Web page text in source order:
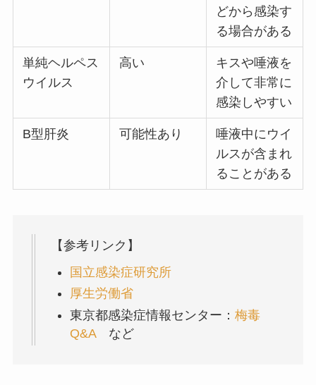
どから感染す
る場合がある
単純ヘルペス
ウイルス
高い
キスや唾液を
介して非常に
感染しやすい
B型肝炎 可能性あり
唾液中にウイ
ルスが含まれ
ることがある
【参考リンク】
国立感染症研究所
厚生労働省
東京都感染症情報センター： 梅毒
Q&Aなど